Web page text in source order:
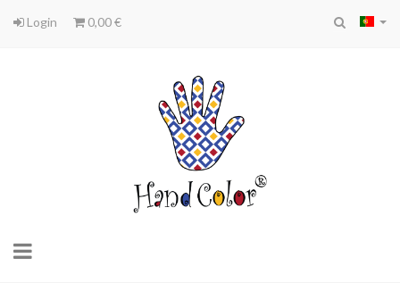
Login 0,00 €
Toggle